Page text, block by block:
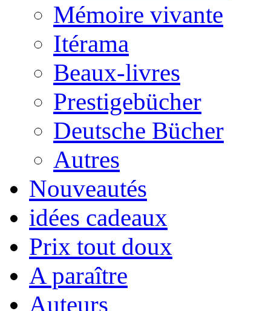
Mémoire vivante
Itérama
Beaux-livres
Prestigebücher
Deutsche Bücher
Autres
Nouveautés
idées cadeaux
Prix tout doux
A paraître
Auteurs